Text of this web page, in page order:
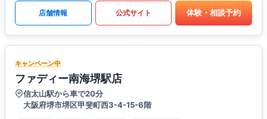
店舗情報 公式サイト 体験・相談予約
キャンペーン中
ファディー南海堺駅店
信太山駅から車で20分
大阪府堺市堺区甲斐町西3-4-15-6階